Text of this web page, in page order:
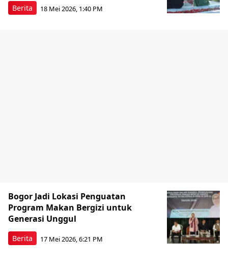
Berita 18 Mei 2026, 1:40 PM
Berita
Bogor Jadi Lokasi Penguatan
Program Makan Bergizi untuk
Generasi Unggul
17 Mei 2026, 6:21 PM